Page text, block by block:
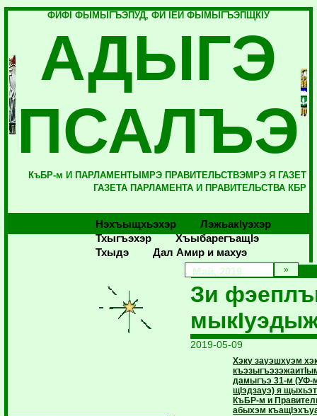
ФИФI ФЫМЫГЪЭПУД, ФИ IЕЙ ФЫМЫГЪЭПЩКIУ
АДЫГЭ
ПСАЛЪЭ
КъБР-м И ПАРЛАМЕНТЫМРЭ ПРАВИТЕЛЬСТВЭМРЭ Я ГАЗЕТ
ГАЗЕТА ПАРЛАМЕНТА И ПРАВИТЕЛЬСТВА КБР
Нэхъыщхьэхэр
Лэжьакlуэхэр
Тхыгъэхэр
Хъыбарегъащlэ
Тхыдэ
Дал Амир и махуэ
Май, 2019
Зи
2019-05-09
Хэку зауэшхуэм
дамыгъэ 31-м (УФ-
щIэдзауэ) я
КъБР-м и
абыхэм